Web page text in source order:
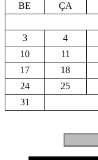
BE
ÇA
3
4
10
11
17
18
24
25
31